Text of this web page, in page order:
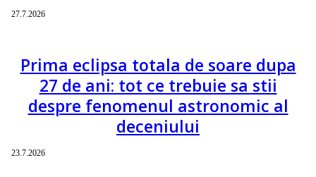
27.7.2026
Prima eclipsa totala de soare dupa
27 de ani: tot ce trebuie sa stii
despre fenomenul astronomic al
deceniului
23.7.2026